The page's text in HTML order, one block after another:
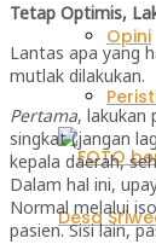
Opini
Tetap Optimis,
Lantas apa yang
mutlak dilakukan.
Pertama, lakukan
singkat (jangan
kepala daerah,
Dalam hal ini,
Normal melalui
pasien. Sisi lain,